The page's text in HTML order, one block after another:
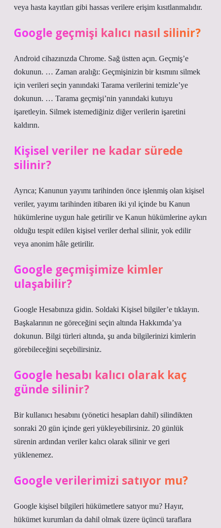
veya hasta kayıtları gibi hassas verilere erişim kısıtlanmalıdır.
Google geçmişi kalıcı nasıl silinir?
Android cihazınızda Chrome. Sağ üstten açın. Geçmiş’e
dokunun. … Zaman aralığı: Geçmişinizin bir kısmını silmek
için verileri seçin yanındaki Tarama verilerini temizle’ye
dokunun. … Tarama geçmişi’nin yanındaki kutuyu
işaretleyin. Silmek istemediğiniz diğer verilerin işaretini
kaldırın.
Kişisel veriler ne kadar sürede
silinir?
Ayrıca; Kanunun yayımı tarihinden önce işlenmiş olan kişisel
veriler, yayımı tarihinden itibaren iki yıl içinde bu Kanun
hükümlerine uygun hale getirilir ve Kanun hükümlerine aykırı
olduğu tespit edilen kişisel veriler derhal silinir, yok edilir
veya anonim hâle getirilir.
Google geçmişimize kimler
ulaşabilir?
Google Hesabınıza gidin. Soldaki Kişisel bilgiler’e tıklayın.
Başkalarının ne göreceğini seçin altında Hakkımda’ya
dokunun. Bilgi türleri altında, şu anda bilgilerinizi kimlerin
görebileceğini seçebilirsiniz.
Google hesabı kalıcı olarak kaç
günde silinir?
Bir kullanıcı hesabını (yönetici hesapları dahil) silindikten
sonraki 20 gün içinde geri yükleyebilirsiniz. 20 günlük
sürenin ardından veriler kalıcı olarak silinir ve geri
yüklenemez.
Google verilerimizi satıyor mu?
Google kişisel bilgileri hükümetlere satıyor mu? Hayır,
hükümet kurumları da dahil olmak üzere üçüncü taraflara